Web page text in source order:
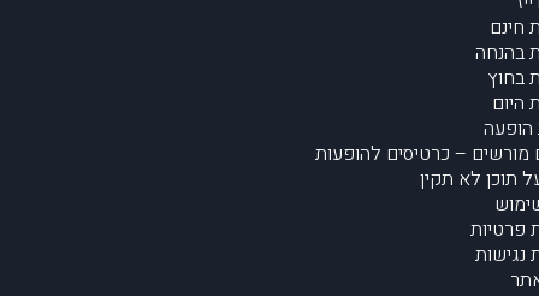
חינם
בהנחה
בחוץ
היום
הופעה
מורשים – כרטיסים להופעות
תוכן לא תקין
פרטיות
נגישות